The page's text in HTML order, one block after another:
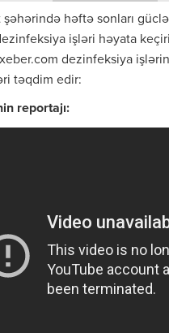
şəhərində həftə sonları
işləri həyata
dezinfeksiya
təqdim edir:
reportajı: